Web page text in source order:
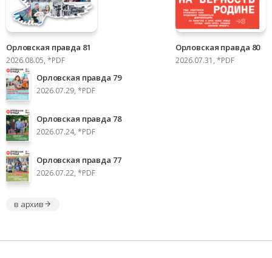
Орловская правда 81
2026.08.05, *PDF
Орловская правда 80
2026.07.31, *PDF
Орловская правда 79
2026.07.29, *PDF
Орловская правда 78
2026.07.24, *PDF
Орловская правда 77
2026.07.22, *PDF
в архив